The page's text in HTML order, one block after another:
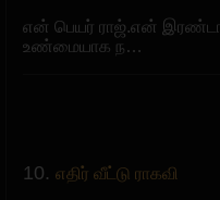
என் பெயர் ராஜ்.என்
உண்மையாக ந…
10. எதிர் வீட்டு ராகவி